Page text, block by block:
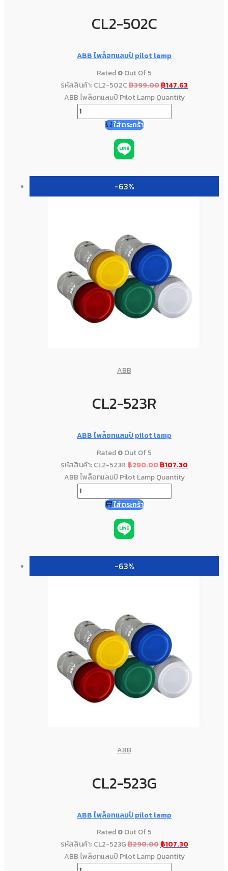
CL2-502C
ABB ไพล็อทแลมป์ pilot lamp
Rated0Out Of 5
รหัสสินค้า: CL2-502C฿399.00฿147.63
ABB ไพล็อทแลมป์ Pilot Lamp Quantity
ใส่ตระกร้า
-63%
ABB
CL2-523R
ABB ไพล็อทแลมป์ pilot lamp
Rated0Out Of 5
รหัสสินค้า: CL2-523R฿290.00฿107.30
ABB ไพล็อทแลมป์ Pilot Lamp Quantity
ใส่ตระกร้า
-63%
ABB
CL2-523G
ABB ไพล็อทแลมป์ pilot lamp
Rated0Out Of 5
รหัสสินค้า: CL2-523G฿290.00฿107.30
ABB ไพล็อทแลมป์ Pilot Lamp Quantity